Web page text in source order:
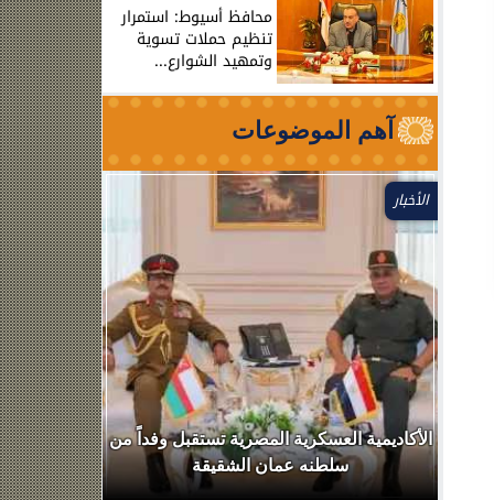
محافظ أسيوط: استمرار
تنظيم حملات تسوية
وتمهيد الشوارع...
آهم الموضوعات
الأخبار
الأكاديمية العسكرية المصرية تستقبل وفداً من
سلطنه عمان الشقيقة
ضربة
عصابي